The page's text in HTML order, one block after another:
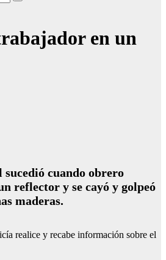
en un
cuando obrero
reflector y se cayó y golpeó
maderas.
realice y recabe información sobre el